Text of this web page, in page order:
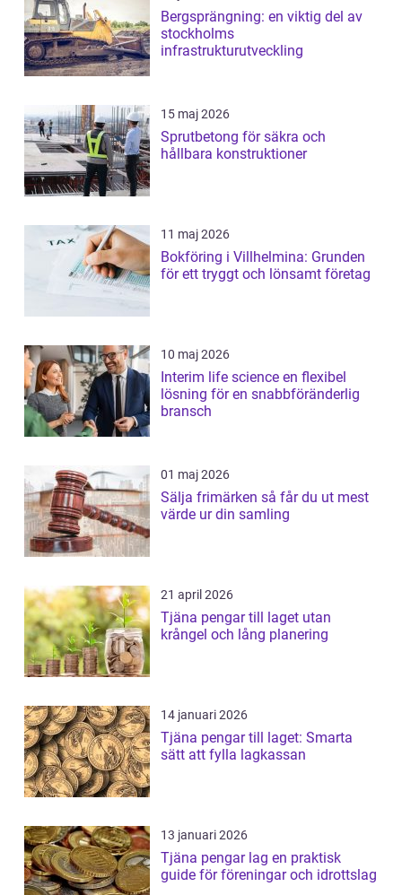
Bergsprängning: en viktig del av
stockholms
infrastrukturutveckling
15 maj 2026
Sprutbetong för säkra och
hållbara konstruktioner
11 maj 2026
Bokföring i Villhelmina: Grunden
för ett tryggt och lönsamt företag
10 maj 2026
Interim life science en flexibel
lösning för en snabbföränderlig
bransch
01 maj 2026
Sälja frimärken så får du ut mest
värde ur din samling
21 april 2026
Tjäna pengar till laget utan
krångel och lång planering
14 januari 2026
Tjäna pengar till laget: Smarta
sätt att fylla lagkassan
13 januari 2026
Tjäna pengar lag en praktisk
guide för föreningar och idrottslag